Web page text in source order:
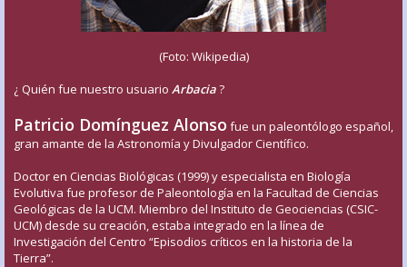
(Foto: Wikipedia)
¿ Quién fue nuestro usuario Arbacia?
Patricio Domínguez Alonso fue un paleontólogo español,
gran amante de la Astronomía y Divulgador Científico.
Doctor en Ciencias Biológicas (1999) y especialista en Biología
Evolutiva fue profesor de Paleontología en la Facultad de Ciencias
Geológicas de la UCM. Miembro del Instituto de Geociencias (CSIC-
UCM) desde su creación, estaba integrado en la línea de
Investigación del Centro “Episodios críticos en la historia de la
Tierra”.